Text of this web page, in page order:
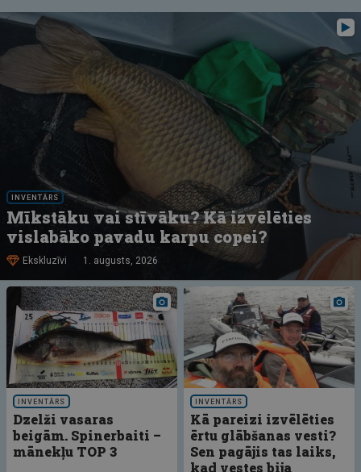
INVENTĀRS
Mīkstāku vai stīvāku? Kā izvēlēties
vislabāko pavadu karpu copei?
Ekskluzīvi 1. augusts, 2026
INVENTĀRS
Dzelži vasaras
beigām. Spinerbaiti –
mānekļu TOP 3
INVENTĀRS
Kā pareizi izvēlēties
ērtu glābšanas vesti?
Sen pagājis tas laiks,
kad vestes bija